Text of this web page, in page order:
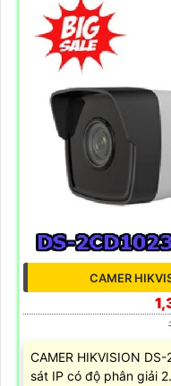
CAMER
CAMER HIKVISION
sát IP có độ phân giải